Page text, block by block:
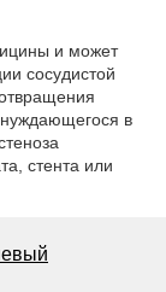
и может
сосудистой
в
стента или